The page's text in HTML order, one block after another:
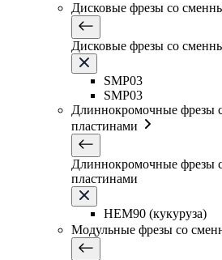
Дисковые фрезы со
Дисковые фрезы со
SMP03
SMP03
Длиннокромочные фрезы
пластинами
Длиннокромочные фрезы
пластинами
HEM90 (кукуруза)
Модульные фрезы со